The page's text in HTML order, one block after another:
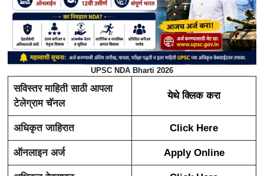
UPSC NDA Bharti 2026
सविस्तर माहिती साठी आपला
टेलेग्राम चॅनल
येथे क्लिक करा
अधिकृत जाहिरात Click Here
ऑनलाइन अर्ज Apply Online